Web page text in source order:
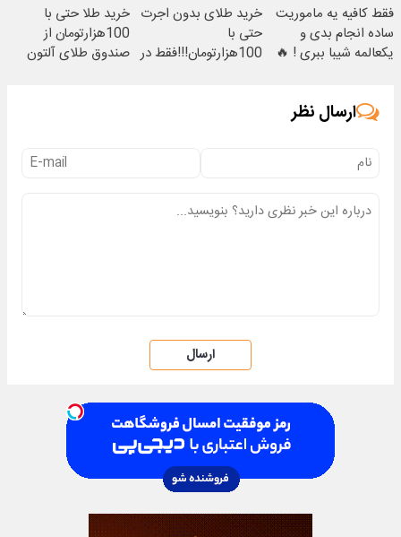
فقط کافیه یه ماموریت
ساده انجام بدی و
یکعالمه شیبا ببری ! 🔥
خرید طلای بدون اجرت
حتی با
100هزارتومان!!!فقط در
خرید طلا حتی با
100هزارتومان از
صندوق طلای آلتون
ارسال نظر
ارسال